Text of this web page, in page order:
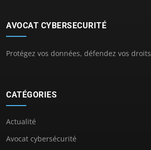
AVOCAT CYBERSECURITÉ
Protégez vos données, défendez vos droits
CATÉGORIES
Actualité
Avocat cybersécurité